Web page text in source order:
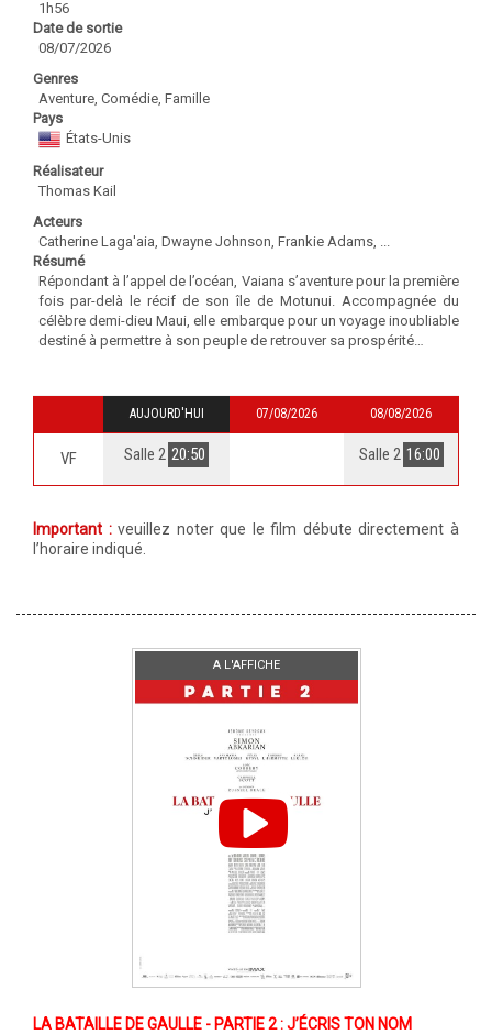
1h56
Date de sortie
08/07/2026
Genres
Aventure, Comédie, Famille
Pays
États-Unis
Réalisateur
Thomas Kail
Acteurs
Catherine Laga'aia, Dwayne Johnson, Frankie Adams, ...
Résumé
Répondant à l’appel de l’océan, Vaiana s’aventure pour la première
fois par-delà le récif de son île de Motunui. Accompagnée du
célèbre demi-dieu Maui, elle embarque pour un voyage inoubliable
destiné à permettre à son peuple de retrouver sa prospérité…
AUJOURD'HUI 07/08/2026 08/08/2026
VF Salle 2 20:50 Salle 2 16:00
Important :veuillez noter que le film débute directement à
l’horaire indiqué.
A L'AFFICHE
LA BATAILLE DE GAULLE - PARTIE 2 : J’ÉCRIS TON NOM